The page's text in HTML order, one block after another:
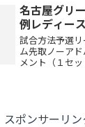
名古屋グリ
例レディー
試合方法予選
ム先取ノーア
メント（１セ
スポンサーリン